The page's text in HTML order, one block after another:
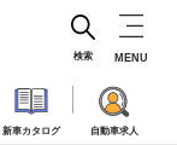
新車カタログ 自動車求人
検索 MENU